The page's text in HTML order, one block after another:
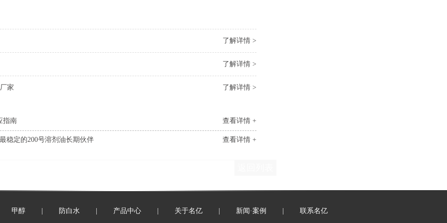
了解详情 >
了解详情 >
了解详情 >
家
查看详情 +
指南
查看详情 +
稳定的200号溶剂油长期伙伴
甲醇 防白水 产品中心 关于名亿 新闻·案例 联系名亿